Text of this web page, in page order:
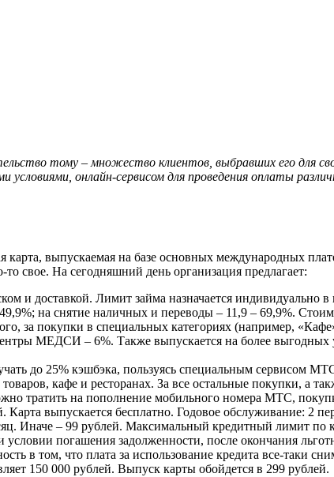
тому – множество клиентов, выбравших его для
условиями, онлайн-сервисом для проведения оплаты
выпускаемая на базе основных международных
свое. На сегодняшний день организация предлагает:
и доставкой. Лимит займа назначается индивидуально
на снятие наличных и переводы – 11,9 – 69,9%.
за покупки в специальных категориях (например,
МЕДСИ – 6%. Также выпускается на более выгодных
до 25% кэшбэка, пользуясь специальным сервисом
кафе и ресторанах. За все остальные покупки, а
тратить на пополнение мобильного номера МТС,
выпускается бесплатно. Годовое обслуживание: 2
Иначе – 99 рублей. Максимальный кредитный лимит по
погашения задолженности, после окончания
в том, что плата за использование кредита все-таки
150 000 рублей. Выпуск карты обойдется в 299 рублей.